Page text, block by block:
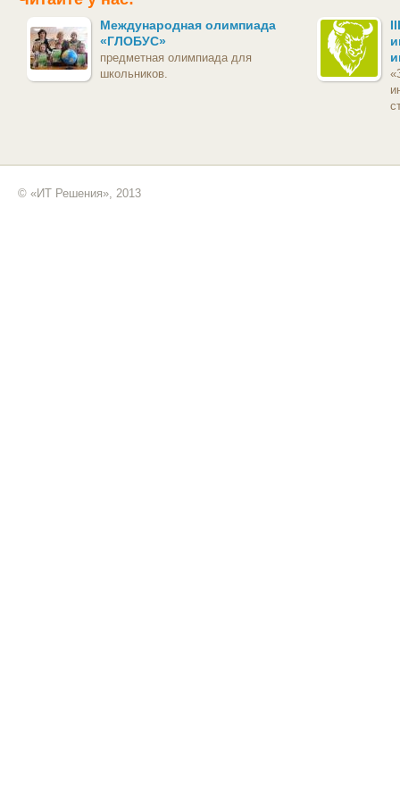
Международная олимпиада
«ГЛОБУС»
предметная олимпиада для
школьников.
© «ИТ Решения», 2013